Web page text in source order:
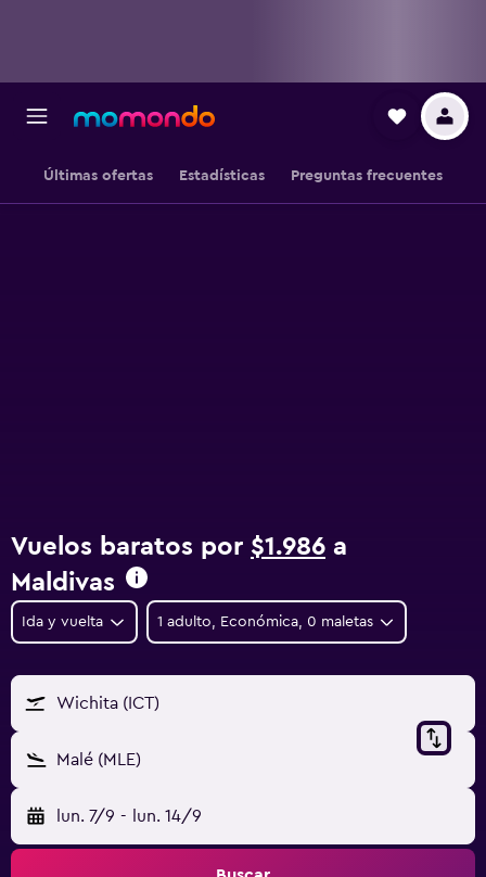
Últimas ofertas Estadísticas Preguntas frecuentes
Vuelos baratos por $1.986 a
Maldivas
Ida y vuelta 1 adulto, Económica, 0 maletas
Wichita (ICT)
Malé (MLE)
lun. 7/9 - lun. 14/9